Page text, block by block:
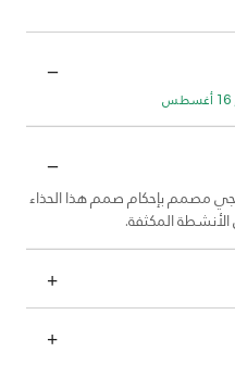
مصمم بإحكام صمم هذا الحذاء
المكثفة.